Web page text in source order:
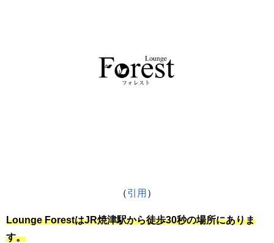
（引用 ）
Lounge ForestはJR焼津駅から徒歩30秒の場所にありま
す。